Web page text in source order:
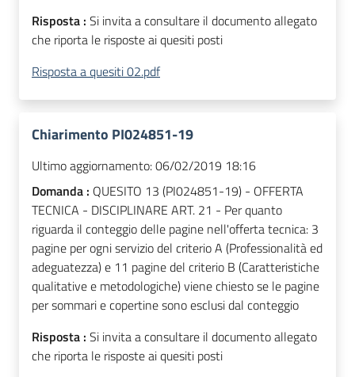
Risposta : Si invita a consultare il documento allegato
che riporta le risposte ai quesiti posti
Risposta a quesiti 02.pdf
Chiarimento PI024851-19
Ultimo aggiornamento:06/02/2019 18:16
Domanda : QUESITO 13 (PI024851-19) - OFFERTA
TECNICA - DISCIPLINARE ART. 21 - Per quanto
riguarda il conteggio delle pagine nell'offerta tecnica: 3
pagine per ogni servizio del criterio A (Professionalità ed
adeguatezza) e 11 pagine del criterio B (Caratteristiche
qualitative e metodologiche) viene chiesto se le pagine
per sommari e copertine sono esclusi dal conteggio
Risposta : Si invita a consultare il documento allegato
che riporta le risposte ai quesiti posti